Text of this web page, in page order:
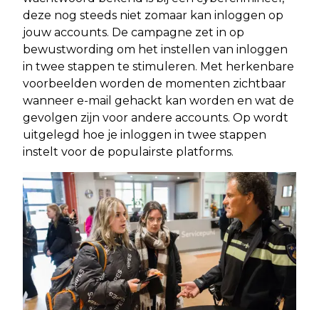
deze nog steeds niet zomaar kan inloggen op
jouw accounts. De campagne zet in op
bewustwording om het instellen van inloggen
in twee stappen te stimuleren. Met herkenbare
voorbeelden worden de momenten zichtbaar
wanneer e-mail gehackt kan worden en wat de
gevolgen zijn voor andere accounts. Op wordt
uitgelegd hoe je inloggen in twee stappen
instelt voor de populairste platforms.